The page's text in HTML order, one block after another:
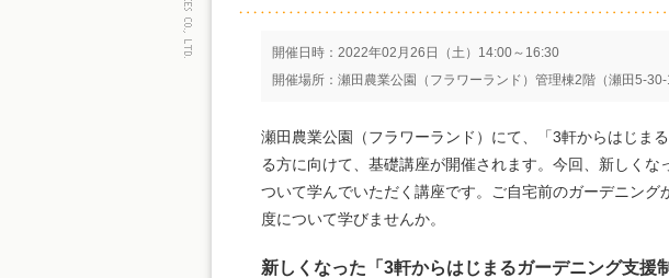
開催日時：2022年02月26日（土）14:00～16:30
開催場所：瀬田農業公園（フラワーランド）管理棟2階（瀬田5-30-
瀬田農業公園（フラワーランド）にて、「3軒からはじま
る方に向けて、基礎講座が開催されます。今回、新しく
ついて学んでいただく講座です。ご自宅前のガーデニング
度について学びませんか。
新しくなった「3軒からはじまるガーデニング支援